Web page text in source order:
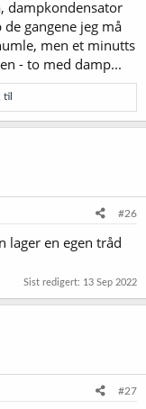
dampkondensator
gangene jeg må
men et minutts
- to med damp...
til
#26
lager en egen tråd
Sist redigert: 13 Sep 2022
#27